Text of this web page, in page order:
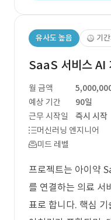
유사도 높음 기
SaaS 서비스 AI
월 금액
예상 기간
90일
근무 시작일
즉시 시작
머신러닝 엔지니어
미드 레벨
프로젝트는 아이약
를 연결하는 의료 서
표로 합니다. 핵심